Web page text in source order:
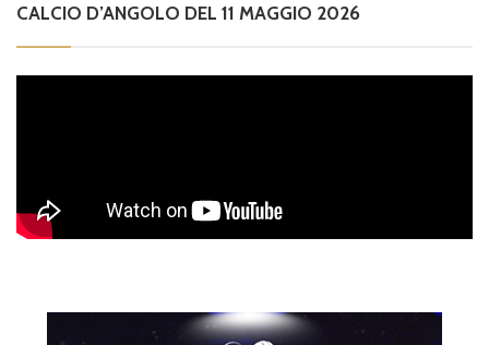
CALCIO D’ANGOLO DEL 11 MAGGIO 2026